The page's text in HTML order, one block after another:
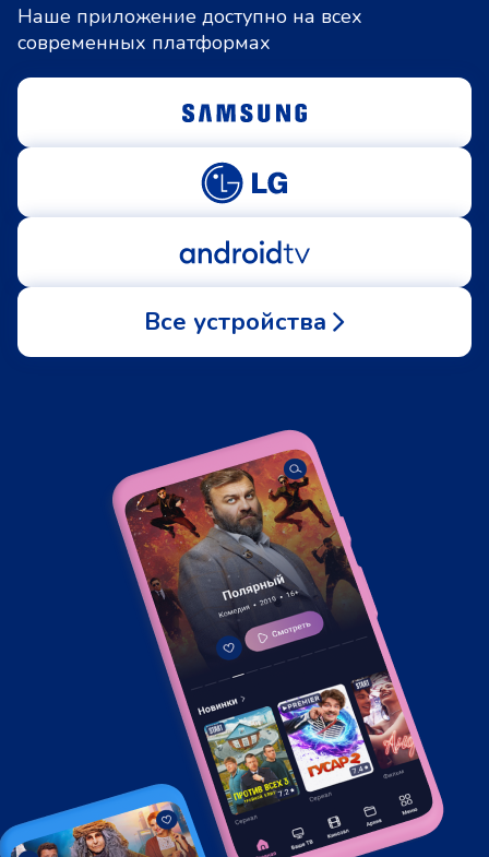
Наше приложение доступно на всех
современных платформах
Все устройства